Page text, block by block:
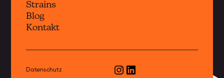
Strains
Blog
Kontakt
Datenschutz